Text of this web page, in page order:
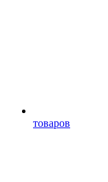
товаров